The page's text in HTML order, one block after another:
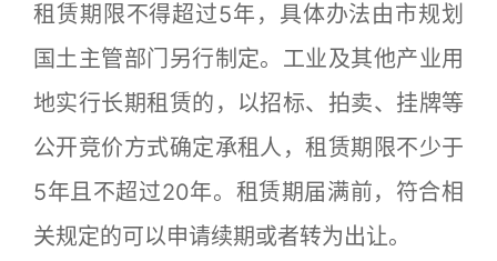
租赁期限不得超过5年，具体办法由市规划
国土主管部门另行制定。工业及其他产业用
地实行长期租赁的，以招标、拍卖、挂牌等
公开竞价方式确定承租人，租赁期限不少于
5年且不超过20年。租赁期届满前，符合相
关规定的可以申请续期或者转为出让。